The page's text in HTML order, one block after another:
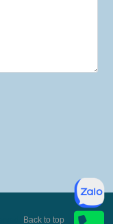
Back to top